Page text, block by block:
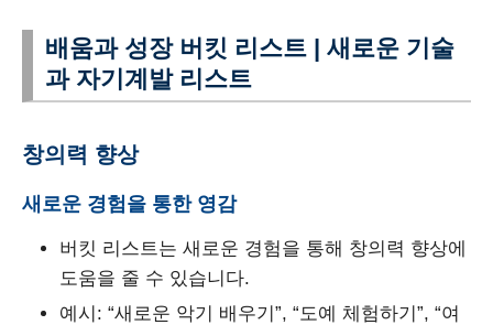
배움과 성장 버킷 리스트 | 새로운 기술
과 자기계발 리스트
창의력 향상
새로운 경험을 통한 영감
버킷 리스트는 새로운 경험을 통해 창의력 향상에
도움을 줄 수 있습니다.
예시: “새로운 악기 배우기”, “도예 체험하기”, “여